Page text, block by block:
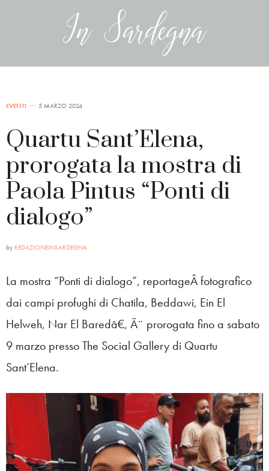
EVENTI 5 MARZO 2024
Quartu Sant’Elena,
prorogata la mostra di
Paola Pintus “Ponti di
dialogo”
by REDAZIONEINSARDEGNA
La mostra “Ponti di dialogo”, reportageÂ fotografico
dai campi profughi di Chatila, Beddawi, Ein El
Helweh, Nar El Baredâ€, Ã¨ prorogata fino a sabato
9 marzo presso The Social Gallery di Quartu
Sant’Elena.